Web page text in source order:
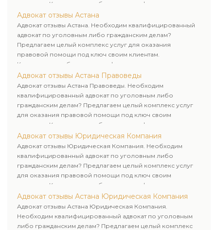
клиентам. Комплексное обслуживание физических и
юридических лиц. Индивидуальный подход к каждому
клиенту.
Адвокат отзывы Астана
Адвокат отзывы Астана. Необходим квалифицированный
адвокат по уголовным либо гражданским делам?
Предлагаем целый комплекс услуг для оказания
правовой помощи под ключ своим клиентам.
Комплексное обслуживание физических и юридических
лиц. Индивидуальный подход к каждому клиенту.
Адвокат отзывы Астана Правоведы
Адвокат отзывы Астана Правоведы. Необходим
квалифицированный адвокат по уголовным либо
гражданским делам? Предлагаем целый комплекс услуг
для оказания правовой помощи под ключ своим
клиентам. Комплексное обслуживание физических и
юридических лиц. Индивидуальный подход к каждому
клиенту.
Адвокат отзывы Юридическая Компания
Адвокат отзывы Юридическая Компания. Необходим
квалифицированный адвокат по уголовным либо
гражданским делам? Предлагаем целый комплекс услуг
для оказания правовой помощи под ключ своим
клиентам. Комплексное обслуживание физических и
юридических лиц. Индивидуальный подход к каждому
клиенту.
Адвокат отзывы Астана Юридическая Компания
Адвокат отзывы Астана Юридическая Компания.
Необходим квалифицированный адвокат по уголовным
либо гражданским делам? Предлагаем целый комплекс